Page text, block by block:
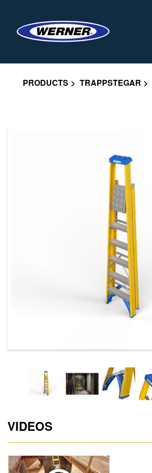
PRODUCTS TRAPPSTEGAR
VIDEOS